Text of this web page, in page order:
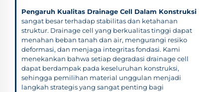
Pengaruh Kualitas Drainage Cell Dalam Konstruksi
sangat besar terhadap stabilitas dan ketahanan
struktur. Drainage cell yang berkualitas tinggi dapat
menahan beban tanah dan air, mengurangi resiko
deformasi, dan menjaga integritas fondasi. Kami
menekankan bahwa setiap degradasi drainage cell
dapat berdampak pada keseluruhan konstruksi,
sehingga pemilihan material unggulan menjadi
langkah strategis yang sangat penting bagi